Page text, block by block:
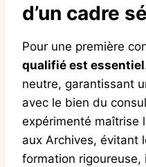
d’un cadre
Pour une première
qualifié est essentiel
neutre, garantissant
avec le bien du
expérimenté maîtrise
aux Archives, évitant
formation rigoureuse,